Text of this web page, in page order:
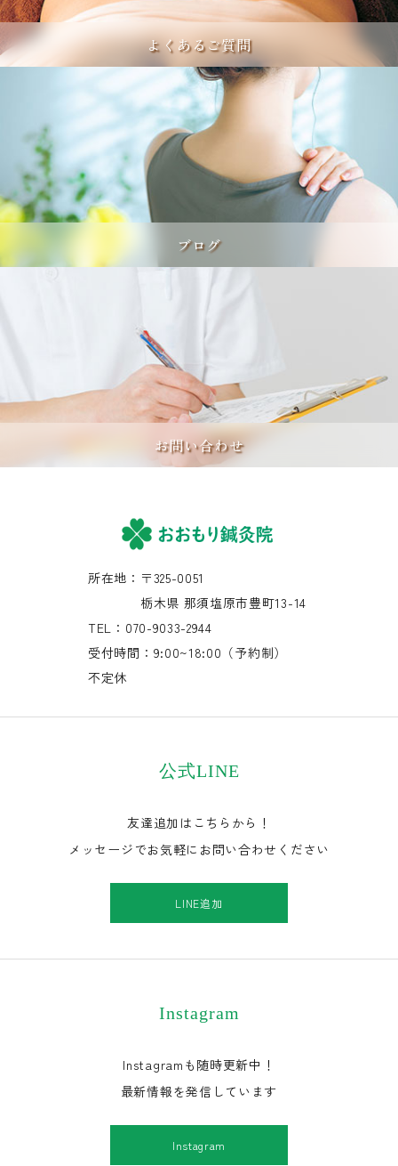
よくあるご質問
ブログ
お問い合わせ
所在地：〒325-0051
栃木県 那須塩原市豊町13-14
TEL：070-9033-2944
受付時間：9:00~18:00（予約制）
不定休
公式LINE
友達追加はこちらから！
メッセージでお気軽にお問い合わせください
LINE追加
Instagram
Instagramも随時更新中！
最新情報を発信しています
Instagram